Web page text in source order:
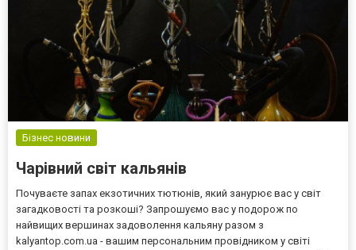
Бізнес новини
Чарівний світ кальянів
Почуваєте запах екзотичних тютюнів, який занурює вас у світ
загадковості та розкоші? Запрошуємо вас у подорож по
найвищих вершинах задоволення кальяну разом з
kalyantop.com.ua - вашим персональним провідником у світі